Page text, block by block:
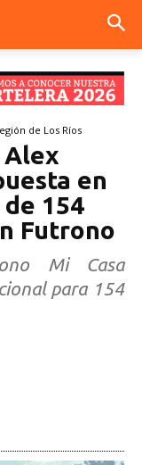
de Los Ríos
Alex
en
154
Futrono
Mi Casa
para 154